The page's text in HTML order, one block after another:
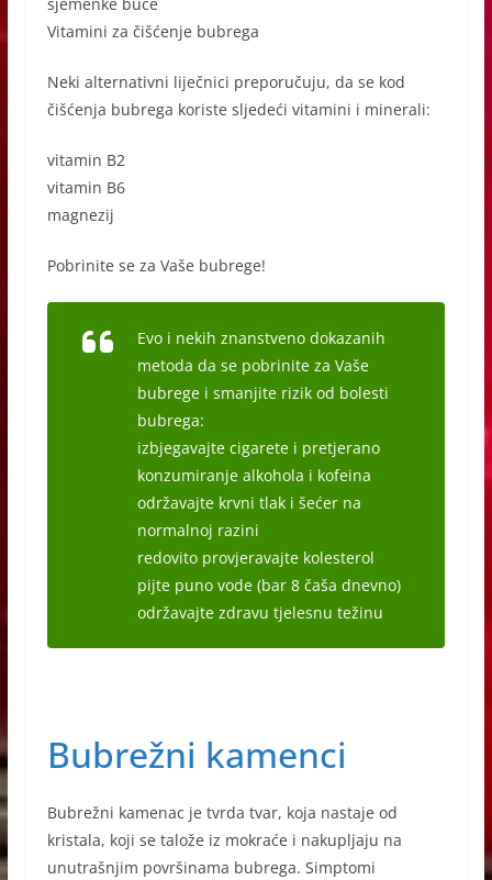
Vitamini za čišćenje bubrega
Neki alternativni liječnici preporučuju, da se kod
čišćenja bubrega koriste sljedeći vitamini i minerali:
vitamin B2
vitamin B6
magnezij
Pobrinite se za Vaše bubrege!
Evo i nekih znanstveno dokazanih
metoda da se pobrinite za Vaše
bubrege i smanjite rizik od bolesti
bubrega:
izbjegavajte cigarete i pretjerano
konzumiranje alkohola i kofeina
održavajte krvni tlak i šećer na
normalnoj razini
redovito provjeravajte kolesterol
pijte puno vode (bar 8 čaša dnevno)
održavajte zdravu tjelesnu težinu
Bubrežni kamenci
Bubrežni kamenac je tvrda tvar, koja nastaje od
kristala, koji se talože iz mokraće i nakupljaju na
unutrašnjim površinama bubrega. Simptomi